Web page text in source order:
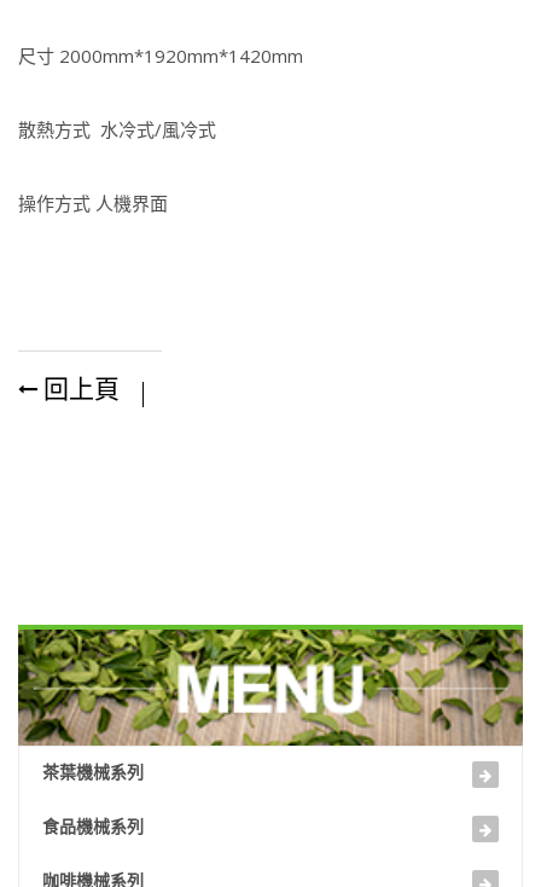
尺寸 2000mm*1920mm*1420mm
散熱方式 水冷式/風冷式
操作方式 人機界面
回上頁
茶葉機械系列
食品機械系列
咖啡機械系列